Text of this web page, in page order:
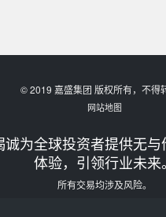
© 2019 嘉盛集团 版权所有，不得
网站地图
诚为全球投资者提供无
体验，引领行业未来。
所有交易均涉及风险。